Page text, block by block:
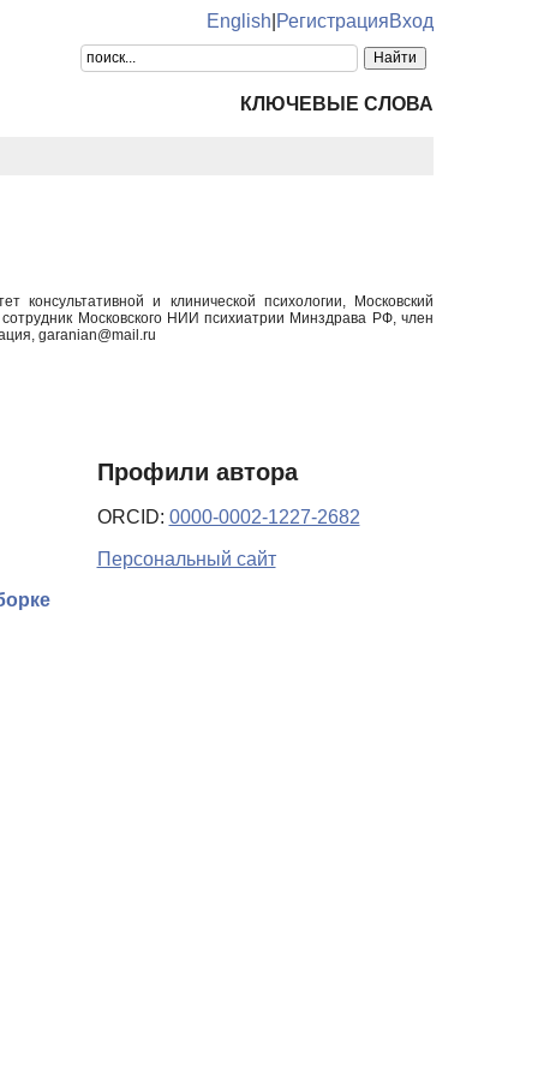
English РегистрацияВход
КЛЮЧЕВЫЕ СЛОВА
консультативной и клинической психологии, Московский
Московского НИИ психиатрии Минздрава РФ, член
garanian@mail.ru
Профили автора
ORCID: 0000-0002-1227-2682
Персональный сайт